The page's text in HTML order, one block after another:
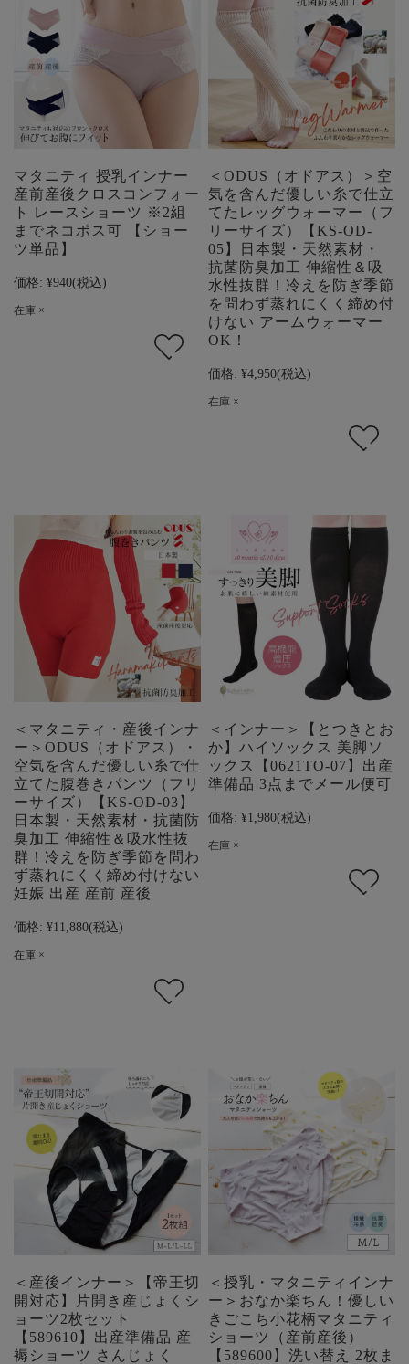
マタニティ 授乳インナー
産前産後クロスコンフォー
ト レースショーツ ※2組
までネコポス可 【ショー
ツ単品】
価格: ¥940(税込)
在庫 ×
＜ODUS（オドアス）＞空
気を含んだ優しい糸で仕立
てたレッグウォーマー（フ
リーサイズ）【KS-OD-
05】日本製・天然素材・
抗菌防臭加工 伸縮性＆吸
水性抜群！冷えを防ぎ季節
を問わず蒸れにくく締め付
けない アームウォーマー
OK！
価格: ¥4,950(税込)
在庫 ×
＜マタニティ・産後インナ
ー＞ODUS（オドアス）・
空気を含んだ優しい糸で仕
立てた腹巻きパンツ（フリ
ーサイズ）【KS-OD-03】
日本製・天然素材・抗菌防
臭加工 伸縮性＆吸水性抜
群！冷えを防ぎ季節を問わ
ず蒸れにくく締め付けない
妊娠 出産 産前 産後
価格: ¥11,880(税込)
在庫 ×
＜インナー＞【とつきとお
か】ハイソックス 美脚ソ
ックス【0621TO-07】出産
準備品 3点までメール便可
価格: ¥1,980(税込)
在庫 ×
＜産後インナー＞【帝王切
開対応】片開き産じょくシ
ョーツ2枚セット
【589610】出産準備品 産
褥ショーツ さんじょく
＜授乳・マタニティインナ
ー＞おなか楽ちん！優しい
きごこち小花柄マタニティ
ショーツ（産前産後）
【589600】洗い替え 2枚ま